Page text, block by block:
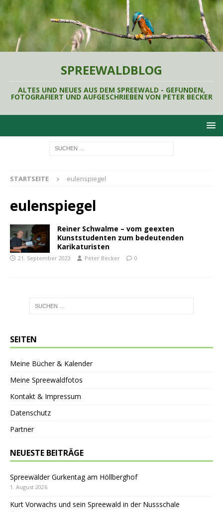
SPREEWALDBLOG
ALTES UND NEUES AUS DEM SPREEWALD - GEFUNDEN,
FOTOGRAFIERT UND AUFGESCHRIEBEN VON PETER BECKER
STARTSEITE eulenspiegel
eulenspiegel
Reiner Schwalme – vom geexten
Kunststudenten zum bedeutenden
Karikaturisten
21. September 2023 Peter Becker 0
SEITEN
Meine Bücher & Kalender
Meine Spreewaldfotos
Kontakt & Impressum
Datenschutz
Partner
NEUESTE BEITRÄGE
Spreewälder Gurkentag am Höllberghof
1. August 2026
Kurt Vorwachs und sein Spreewald in der Nussschale